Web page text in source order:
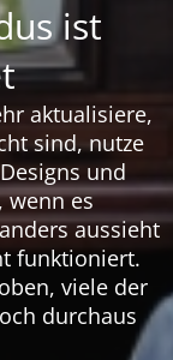
ist
aktualisiere,
sind, nutze
und
wenn es
aussieht
funktioniert.
viele der
durchaus